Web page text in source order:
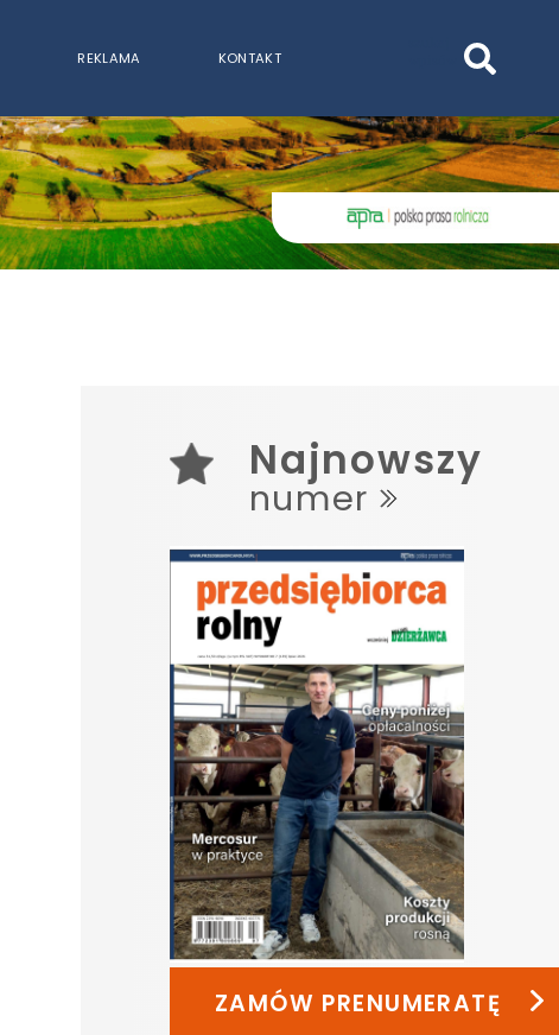
REKLAMA KONTAKT
WPISZ CO NAJMNIEJ 3 ZNAKI
Najnowszy
numer
ZAMÓW PRENUMERATĘ